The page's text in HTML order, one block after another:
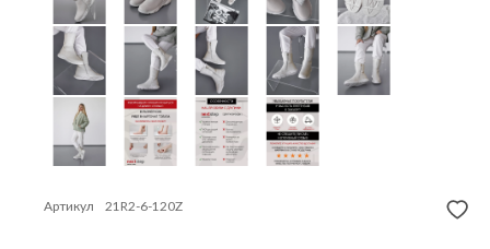
Краснодар
Красноярск
Курск
Липецк
Нижний Новгород
Омск
Артикул 21R2-6-120Z